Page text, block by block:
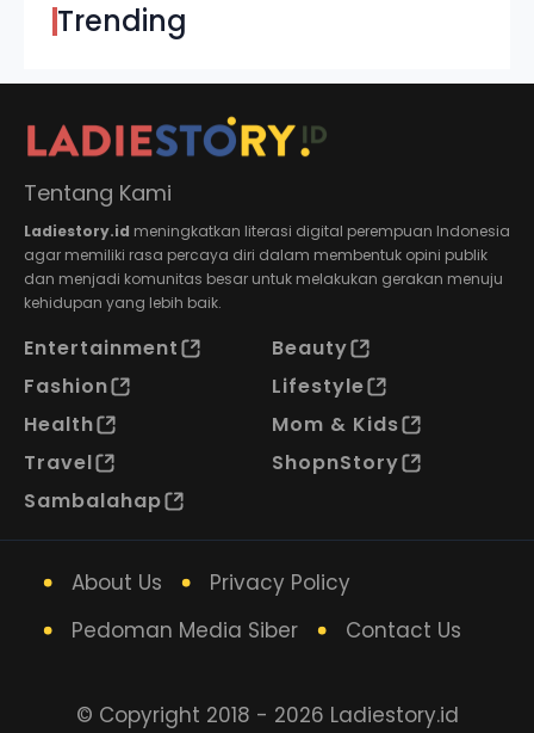
Trending
Tentang Kami
Ladiestory.id meningkatkan literasi digital perempuan Indonesia
agar memiliki rasa percaya diri dalam membentuk opini publik
dan menjadi komunitas besar untuk melakukan gerakan menuju
kehidupan yang lebih baik.
Entertainment
Beauty
Fashion
Lifestyle
Health
Mom & Kids
Travel
ShopnStory
Sambalahap
About Us
Privacy Policy
Pedoman Media Siber
Contact Us
© Copyright 2018 - 2026 Ladiestory.id